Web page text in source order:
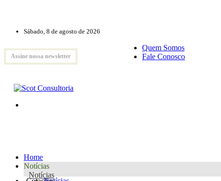
Sábado, 8 de agosto de 2026
Assine nossa newsletter
Quem Somos
Fale Conosco
Home
Notícias
Notícias